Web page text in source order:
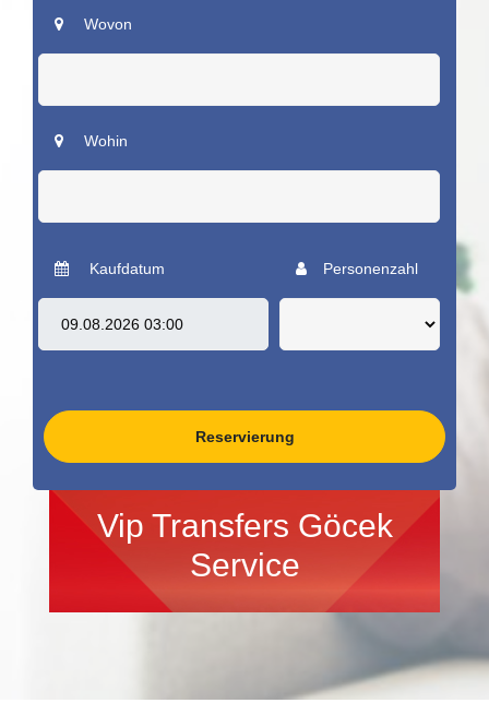
Wovon
Wohin
Kaufdatum Personenzahl
Reservierung
Vip Transfers Göcek
Service